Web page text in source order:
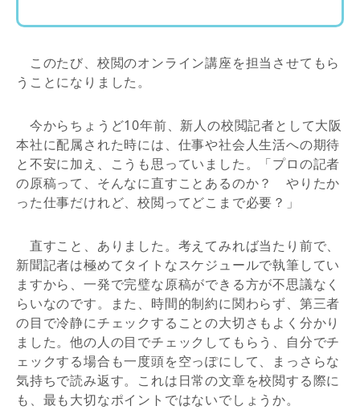
このたび、校閲のオンライン講座を担当させてもら
うことになりました。
今からちょうど10年前、新人の校閲記者として大阪
本社に配属された時には、仕事や社会人生活への期待
と不安に加え、こうも思っていました。「プロの記者
の原稿って、そんなに直すことあるのか？ やりたか
った仕事だけれど、校閲ってどこまで必要？」
直すこと、ありました。考えてみれば当たり前で、
新聞記者は極めてタイトなスケジュールで執筆してい
ますから、一発で完璧な原稿ができる方が不思議なく
らいなのです。また、時間的制約に関わらず、第三者
の目で冷静にチェックすることの大切さもよく分かり
ました。他の人の目でチェックしてもらう、自分でチ
ェックする場合も一度頭を空っぽにして、まっさらな
気持ちで読み返す。これは日常の文章を校閲する際に
も、最も大切なポイントではないでしょうか。